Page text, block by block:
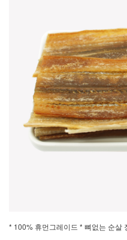
* 100% 휴먼그레이드 * 뼈없는 순살